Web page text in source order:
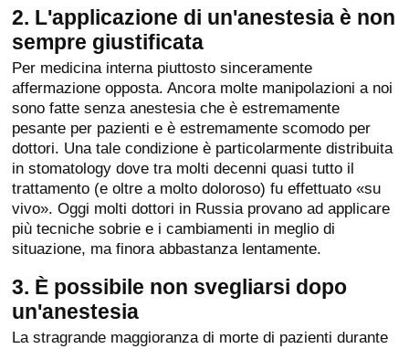
2. L'applicazione di un'anestesia è non
sempre giustificata
Per medicina interna piuttosto sinceramente
affermazione opposta. Ancora molte manipolazioni a noi
sono fatte senza anestesia che è estremamente
pesante per pazienti e è estremamente scomodo per
dottori. Una tale condizione è particolarmente distribuita
in stomatology dove tra molti decenni quasi tutto il
trattamento (e oltre a molto doloroso) fu effettuato «su
vivo». Oggi molti dottori in Russia provano ad applicare
più tecniche sobrie e i cambiamenti in meglio di
situazione, ma finora abbastanza lentamente.
3. È possibile non svegliarsi dopo
un'anestesia
La stragrande maggioranza di morte di pazienti durante